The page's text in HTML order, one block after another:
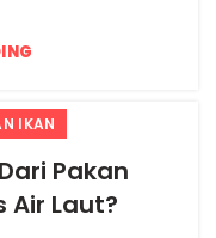
IKAN
Pakan
Air Laut?